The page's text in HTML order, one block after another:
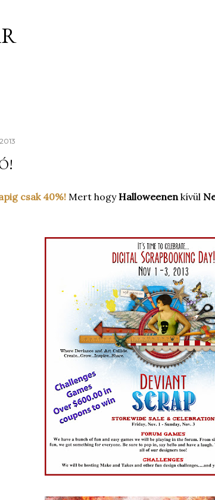
csak 40%! Mert hogyHalloweenenkívül